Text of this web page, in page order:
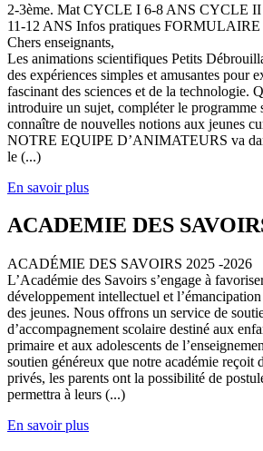
2-3ème. Mat CYCLE I 6-8 ANS CYCLE
11-12 ANS Infos pratiques
Chers enseignants,
Les animations scientifiques Petits
des expériences simples et amusantes pour
fascinant des sciences et de la technologie.
introduire un sujet, compléter le programme
connaître de nouvelles notions aux jeunes
NOTRE EQUIPE D’ANIMATEURS va
le (...)
En savoir plus
ACADEMIE DES
ACADÉMIE DES SAVOIRS 2025 -2026
L’Académie des Savoirs s’engage à
développement intellectuel et
des jeunes. Nous offrons un service de
d’accompagnement scolaire destiné aux
primaire et aux adolescents de
soutien généreux que notre académie reçoit
privés, les parents ont la possibilité de
permettra à leurs (...)
En savoir plus